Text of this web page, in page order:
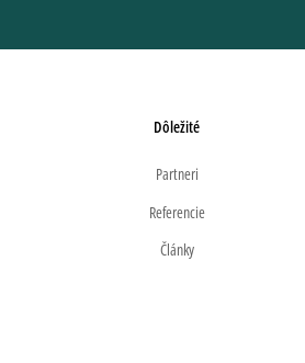
Dôležité
Partneri
Referencie
Články